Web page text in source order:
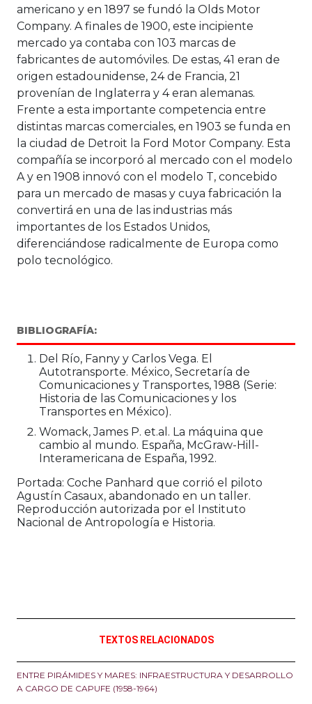
americano y en 1897 se fundó la Olds Motor
Company. A finales de 1900, este incipiente
mercado ya contaba con 103 marcas de
fabricantes de automóviles. De estas, 41 eran de
origen estadounidense, 24 de Francia, 21
provenían de Inglaterra y 4 eran alemanas.
Frente a esta importante competencia entre
distintas marcas comerciales, en 1903 se funda en
la ciudad de Detroit la Ford Motor Company. Esta
compañía se incorporó al mercado con el modelo
A y en 1908 innovó con el modelo T, concebido
para un mercado de masas y cuya fabricación la
convertirá en una de las industrias más
importantes de los Estados Unidos,
diferenciándose radicalmente de Europa como
polo tecnológico.
BIBLIOGRAFÍA:
Del Río, Fanny y Carlos Vega. El
Autotransporte. México, Secretaría de
Comunicaciones y Transportes, 1988 (Serie:
Historia de las Comunicaciones y los
Transportes en México).
Womack, James P. et.al. La máquina que
cambio al mundo. España, McGraw-Hill-
Interamericana de España, 1992.
Portada: Coche Panhard que corrió el piloto
Agustín Casaux, abandonado en un taller.
Reproducción autorizada por el Instituto
Nacional de Antropología e Historia.
TEXTOS RELACIONADOS
ENTRE PIRÁMIDES Y MARES: INFRAESTRUCTURA Y DESARROLLO
A CARGO DE CAPUFE (1958-1964)